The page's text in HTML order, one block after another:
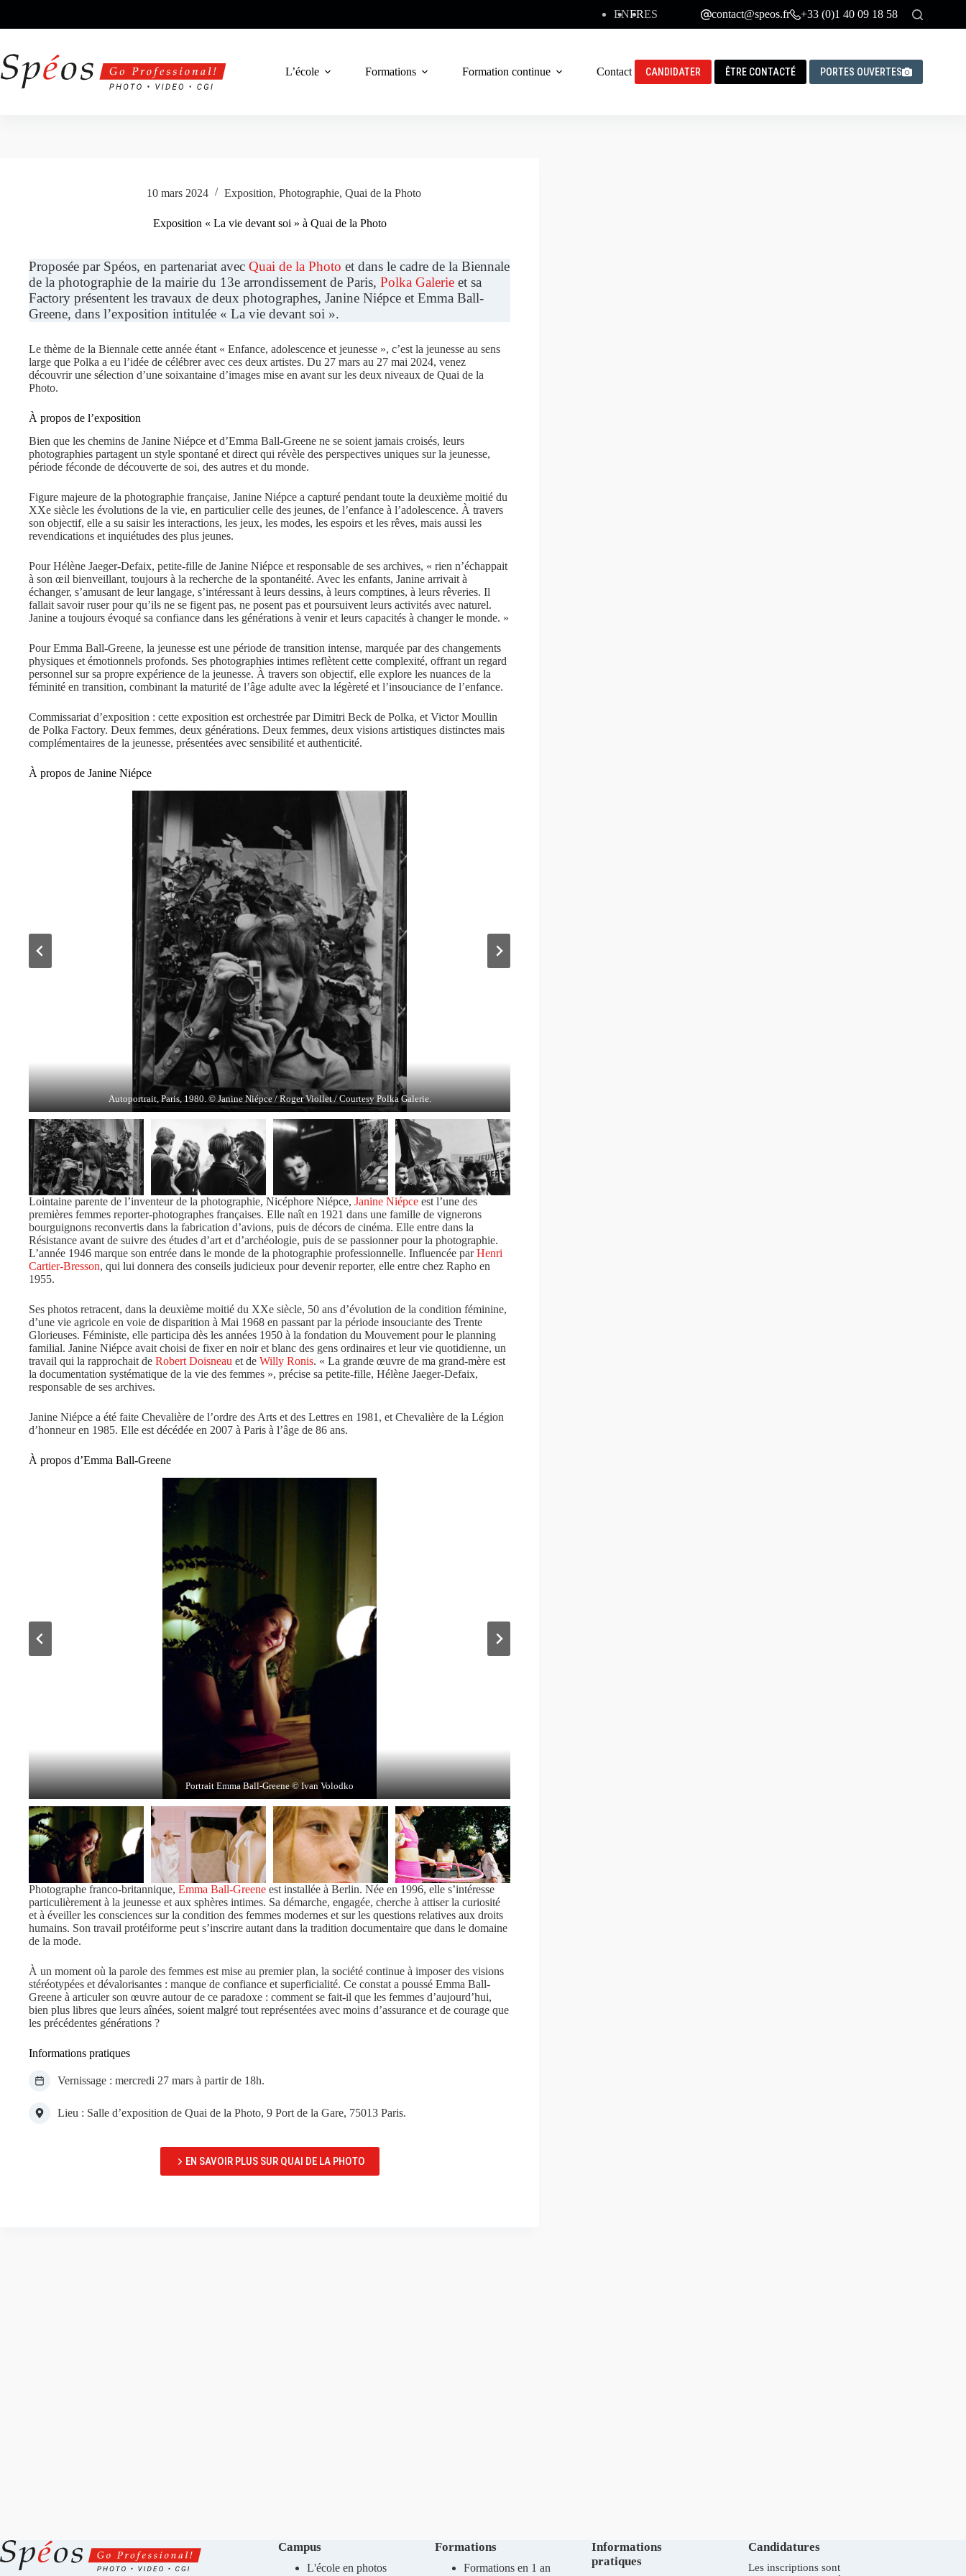
contenu
ENFRES contact@speos.fr +33 (0)1 40 09 18 58
L’école Formations Formation continue Contact CANDIDATER ÊTRE CONTACTÉ PORTES OUVERTES
10 mars 2024 Exposition, Photographie, Quai de la Photo
Exposition « La vie devant soi » à Quai de la Photo
Proposée par Spéos, en partenariat avec Quai de la Photo et dans le cadre de la Biennale
de la photographie de la mairie du 13e arrondissement de Paris, Polka Galerie et sa
Factory présentent les travaux de deux photographes, Janine Niépce et Emma Ball-
Greene, dans l’exposition intitulée « La vie devant soi ».
Le thème de la Biennale cette année étant « Enfance, adolescence et jeunesse », c’est la jeunesse au sens
large que Polka a eu l’idée de célébrer avec ces deux artistes. Du 27 mars au 27 mai 2024, venez
découvrir une sélection d’une soixantaine d’images mise en avant sur les deux niveaux de Quai de la
Photo.
À propos de l’exposition
Bien que les chemins de Janine Niépce et d’Emma Ball-Greene ne se soient jamais croisés, leurs
photographies partagent un style spontané et direct qui révèle des perspectives uniques sur la jeunesse,
période féconde de découverte de soi, des autres et du monde.
Figure majeure de la photographie française, Janine Niépce a capturé pendant toute la deuxième moitié du
XXe siècle les évolutions de la vie, en particulier celle des jeunes, de l’enfance à l’adolescence. À travers
son objectif, elle a su saisir les interactions, les jeux, les modes, les espoirs et les rêves, mais aussi les
revendications et inquiétudes des plus jeunes.
Pour Hélène Jaeger-Defaix, petite-fille de Janine Niépce et responsable de ses archives, « rien n’échappait
à son œil bienveillant, toujours à la recherche de la spontanéité. Avec les enfants, Janine arrivait à
échanger, s’amusant de leur langage, s’intéressant à leurs dessins, à leurs comptines, à leurs rêveries. Il
fallait savoir ruser pour qu’ils ne se figent pas, ne posent pas et poursuivent leurs activités avec naturel.
Janine a toujours évoqué sa confiance dans les générations à venir et leurs capacités à changer le monde. »
Pour Emma Ball-Greene, la jeunesse est une période de transition intense, marquée par des changements
physiques et émotionnels profonds. Ses photographies intimes reflètent cette complexité, offrant un regard
personnel sur sa propre expérience de la jeunesse. À travers son objectif, elle explore les nuances de la
féminité en transition, combinant la maturité de l’âge adulte avec la légèreté et l’insouciance de l’enfance.
Commissariat d’exposition : cette exposition est orchestrée par Dimitri Beck de Polka, et Victor Moullin
de Polka Factory. Deux femmes, deux générations. Deux femmes, deux visions artistiques distinctes mais
complémentaires de la jeunesse, présentées avec sensibilité et authenticité.
À propos de Janine Niépce
Autoportrait, Paris, 1980. © Janine Niépce / Roger Viollet / Courtesy Polka Galerie.
Bal en plein air, Charente-Maritime, 1959. © Janine Niépce / Roger Viollet / Courtesy Polka Galerie.
Le petit garçon et le flipper, France, 1957. © Janine Niépce / Roger Viollet / Courtesy Polka Galerie.
Jeunes qui défilent Place de la Bastille, Paris, mai 1968. © Janine Niépce / Roger Viollet / Courtesy Polka Galerie.
Lointaine parente de l’inventeur de la photographie, Nicéphore Niépce, Janine Niépce est l’une des
premières femmes reporter-photographes françaises. Elle naît en 1921 dans une famille de vignerons
bourguignons reconvertis dans la fabrication d’avions, puis de décors de cinéma. Elle entre dans la
Résistance avant de suivre des études d’art et d’archéologie, puis de se passionner pour la photographie.
L’année 1946 marque son entrée dans le monde de la photographie professionnelle. Influencée parHenri
Cartier-Bresson, qui lui donnera des conseils judicieux pour devenir reporter, elle entre chez Rapho en
1955.
Ses photos retracent, dans la deuxième moitié du XXe siècle, 50 ans d’évolution de la condition féminine,
d’une vie agricole en voie de disparition à Mai 1968 en passant par la période insouciante des Trente
Glorieuses. Féministe, elle participa dès les années 1950 à la fondation du Mouvement pour le planning
familial. Janine Niépce avait choisi de fixer en noir et blanc des gens ordinaires et leur vie quotidienne, un
travail qui la rapprochait de Robert Doisneau et de Willy Ronis. « La grande œuvre de ma grand-mère est
la documentation systématique de la vie des femmes », précise sa petite-fille, Hélène Jaeger-Defaix,
responsable de ses archives.
Janine Niépce a été faite Chevalière de l’ordre des Arts et des Lettres en 1981, et Chevalière de la Légion
d’honneur en 1985. Elle est décédée en 2007 à Paris à l’âge de 86 ans.
À propos d’Emma Ball-Greene
Portrait Emma Ball-Greene © Ivan Volodko
Gossip in New York, 2022. © Emma Ball-Greene / Courtesy Polka Factory.
Rachel, Paris, 2022. © Emma Ball-Greene / Courtesy Polka Factory.
Brother’s breeze and sister’s ease, Berlin, 2022. © Emma Ball-Greene / Courtesy Polka Factory.
Photographe franco-britannique, Emma Ball-Greene est installée à Berlin. Née en 1996, elle s’intéresse
particulièrement à la jeunesse et aux sphères intimes. Sa démarche, engagée, cherche à attiser la curiosité
et à éveiller les consciences sur la condition des femmes modernes et sur les questions relatives aux droits
humains. Son travail protéiforme peut s’inscrire autant dans la tradition documentaire que dans le domaine
de la mode.
À un moment où la parole des femmes est mise au premier plan, la société continue à imposer des visions
stéréotypées et dévalorisantes : manque de confiance et superficialité. Ce constat a poussé Emma Ball-
Greene à articuler son œuvre autour de ce paradoxe : comment se fait-il que les femmes d’aujourd’hui,
bien plus libres que leurs aînées, soient malgré tout représentées avec moins d’assurance et de courage que
les précédentes générations ?
Informations pratiques
Vernissage : mercredi 27 mars à partir de 18h.
Lieu : Salle d’exposition de Quai de la Photo, 9 Port de la Gare, 75013 Paris.
EN SAVOIR PLUS SUR QUAI DE LA PHOTO
Campus
L'école en photos
Formations
Formations en 1 an
Informations
pratiques
Candidatures
Les inscriptions sont